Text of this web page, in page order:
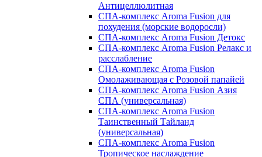
Антицеллюлитная
СПА-комплекс Aroma Fusion для
похудения (морские водоросли)
СПА-комплекс Aroma Fusion Детокс
СПА-комплекс Aroma Fusion Релакс и
расслабление
СПА-комплекс Aroma Fusion
Омолаживающая с Розовой папайей
СПА-комплекс Aroma Fusion Азия
СПА (универсальная)
СПА-комплекс Aroma Fusion
Таинственный Тайланд
(универсальная)
СПА-комплекс Aroma Fusion
Тропическое наслаждение